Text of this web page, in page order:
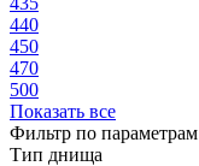
440
450
470
500
Показать все
Фильтр по параметрам
Тип днища